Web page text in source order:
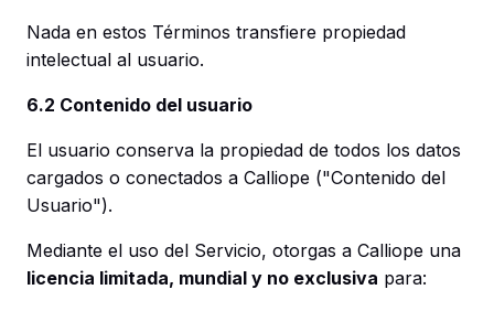
Nada en estos Términos transfiere propiedad
intelectual al usuario.
6.2 Contenido del usuario
El usuario conserva la propiedad de todos los datos
cargados o conectados a Calliope ("Contenido del
Usuario").
Mediante el uso del Servicio, otorgas a Calliope una
licencia limitada, mundial y no exclusiva para: